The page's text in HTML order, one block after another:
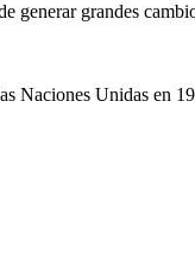
grandes
Naciones Unidas en